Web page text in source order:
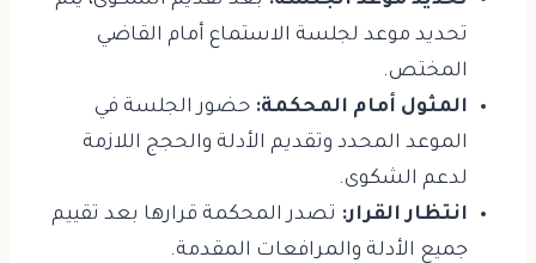
تحديد موعد لجلسة الاستماع أمام القاضي
المختص.
المثول أمام المحكمة: حضور الجلسة في
الموعد المحدد وتقديم الأدلة والحجج اللازمة
لدعم الشكوى.
انتظار القرار: تصدر المحكمة قرارها بعد تقييم
جميع الأدلة والمرافعات المقدمة.